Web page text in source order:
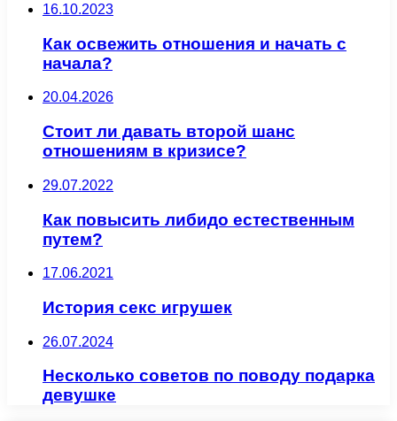
16.10.2023
Как освежить отношения и начать с
начала?
20.04.2026
Стоит ли давать второй шанс
отношениям в кризисе?
29.07.2022
Как повысить либидо естественным
путем?
17.06.2021
История секс игрушек
26.07.2024
Несколько советов по поводу подарка
девушке